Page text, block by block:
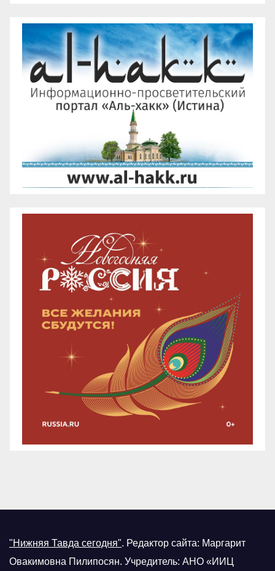
"Нижняя Тавда сегодня". Редактор сайта: Маргарит
Овакимовна Пилипосян. Учредитель: АНО «ИИЦ